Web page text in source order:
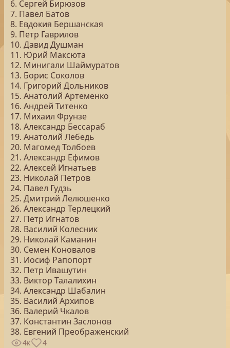
6. Сергей Бирюзов
7. Павел Батов
8. Евдокия Бершанская
9. Петр Гаврилов
10. Давид Душман
11. Юрий Максюта
12. Минигали Шаймуратов
13. Борис Соколов
14. Григорий Дольников
15. Анатолий Артеменко
16. Андрей Титенко
17. Михаил Фрунзе
18. Александр Бессараб
19. Анатолий Лебедь
20. Магомед Толбоев
21. Александр Ефимов
22. Алексей Игнатьев
23. Николай Петров
24. Павел Гудзь
25. Дмитрий Лелюшенко
26. Александр Терлецкий
27. Петр Игнатов
28. Василий Колесник
29. Николай Каманин
30. Семен Коновалов
31. Иосиф Рапопорт
32. Петр Ивашутин
33. Виктор Талалихин
34. Александр Шабалин
35. Василий Архипов
36. Валерий Чкалов
37. Константин Заслонов
38. Евгений Преображенский
4к 4